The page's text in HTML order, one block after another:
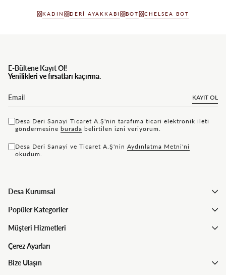
KADIN DERI AYAKKABI BOT CHELSEA BOT
E-Bültene Kayıt Ol!
Yenilikleri ve fırsatları kaçırma.
KAYIT OL
Desa Deri Sanayi Ticaret A.Ş'nin tarafıma ticari elektronik ileti
göndermesine bu rada belirtilen izni veriyorum.
Desa Deri Sanayi ve Ticaret A.Ş'nin Aydınlatma Metni'ni
okudum.
Desa Kurumsal
Popüler Kategoriler
Müşteri Hizmetleri
Çerez Ayarları
Bize Ulaşın